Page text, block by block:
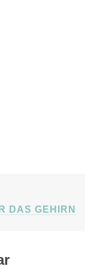
DAS GEHIRN